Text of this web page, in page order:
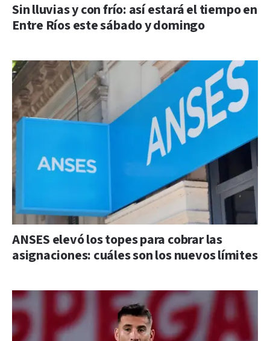
Sin lluvias y con frío: así estará el tiempo en
Entre Ríos este sábado y domingo
ANSES elevó los topes para cobrar las
asignaciones: cuáles son los nuevos límites